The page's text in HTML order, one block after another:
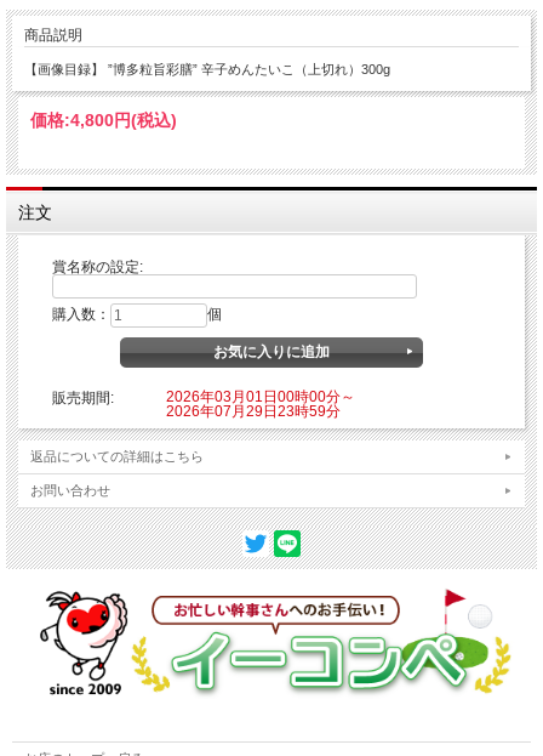
商品説明
【画像目録】 ”博多粒旨彩膳” 辛子めんたいこ（上切れ）300g
価格:4,800円(税込)
注文
賞名称の設定:
購入数： 個
販売期間:
2026年03月01日00時00分～
2026年07月29日23時59分
返品についての詳細はこちら
お問い合わせ